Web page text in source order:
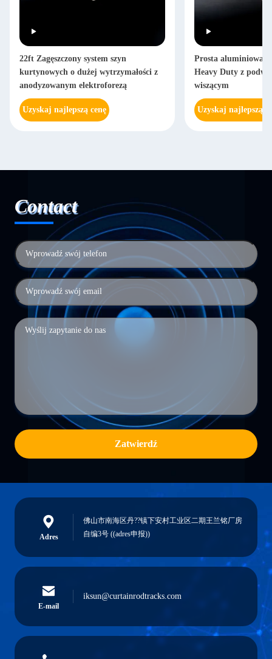
22ft Zagęszczony system szyn
kurtynowych o dużej wytrzymałości z
anodyzowanym elektroforezą
Uzyskaj najlepszą cenę
Prosta aluminiowa
Heavy Duty z
wiszącym
Uzyskaj najlepszą
Contact
Zatwierdź
Adres
佛山市南海区丹??镇下安村工业区二期王兰铭厂房
自编3号 ((adres申报))
E-mail
iksun@curtainrodtracks.com